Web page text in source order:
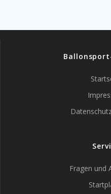
Fragen und